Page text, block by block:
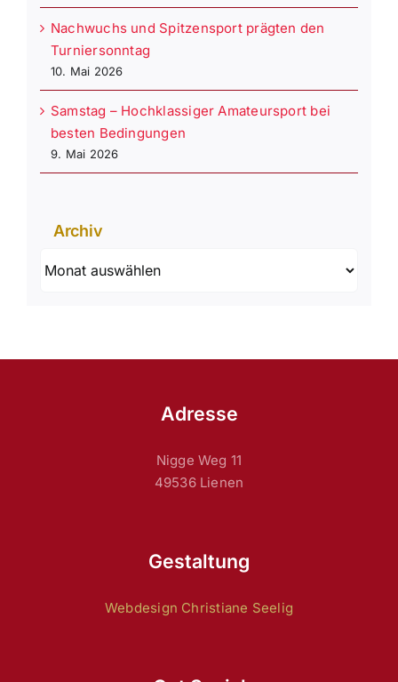
Nachwuchs und Spitzensport prägten den
Turniersonntag
10. Mai 2026
Samstag – Hochklassiger Amateursport bei
besten Bedingungen
9. Mai 2026
Archiv
Adresse
Nigge Weg 11
49536 Lienen
Gestaltung
Webdesign Christiane Seelig